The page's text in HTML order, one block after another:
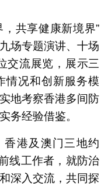
共享健康新境界”
场专题演讲、十场
交流展览，展示三
情况和创新服务模
地考察香港多间防
务经验借鉴。
港及澳门三地约
线工作者，就防治
深入交流，共同探